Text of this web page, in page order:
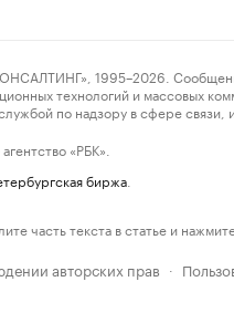
1995–2026. Сообщения и
технологий и массовых
по надзору в сфере
«РБК».
биржа
часть текста в статье и
авторских прав ·